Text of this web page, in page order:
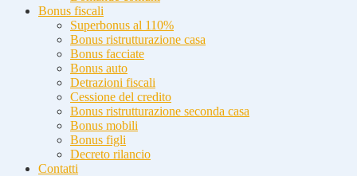
Bonus fiscali
Superbonus al 110%
Bonus ristrutturazione casa
Bonus facciate
Bonus auto
Detrazioni fiscali
Cessione del credito
Bonus ristrutturazione seconda casa
Bonus mobili
Bonus figli
Decreto rilancio
Contatti